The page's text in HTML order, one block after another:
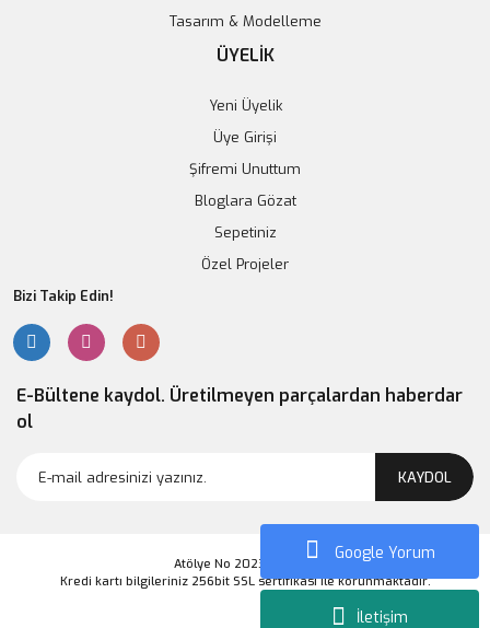
İletişim
1 kg Yük Hücresi + HX711 Modül Ağırlık Takımı
Sepete Ekle
Tasarım & Modelleme
ÜYELİK
Yeni Üyelik
Üye Girişi
Şifremi Unuttum
Bloglara Gözat
Sepetiniz
Özel Projeler
Bizi Takip Edin!
E-Bültene kaydol. Üretilmeyen parçalardan haberdar
ol
KAYDOL
Atölye No 2023 Markası
Kredi kartı bilgileriniz 256bit SSL sertifikası ile korunmaktadır.
Google Yorum